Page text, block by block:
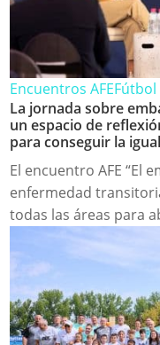
Encuentros AFEFútbol
La jornada sobre
un espacio de
para conseguir la
El encuentro AFE “El
enfermedad
todas las áreas para